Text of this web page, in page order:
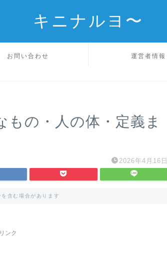
キニナルヨ〜
お問い合わせ 運営者情報
の・人の体・定義ま
2026年4月16日
含む場合があります
ンク